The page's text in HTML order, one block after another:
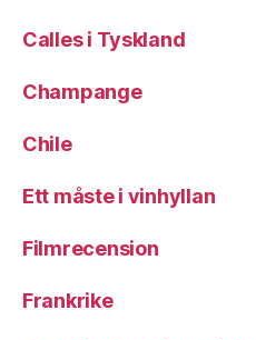
Calles i Tyskland
Champange
Chile
Ett måste i vinhyllan
Filmrecension
Frankrike